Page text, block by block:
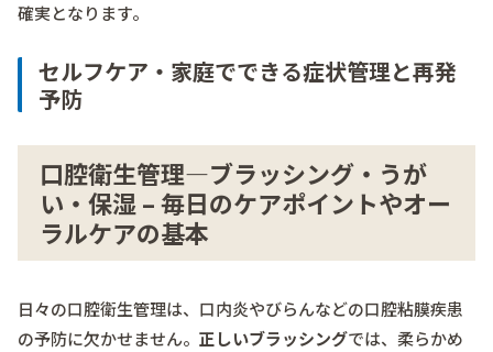
確実となります。
セルフケア・家庭でできる症状管理と再発
予防
口腔衛生管理―ブラッシング・うが
い・保湿 – 毎日のケアポイントやオー
ラルケアの基本
日々の口腔衛生管理は、口内炎やびらんなどの口腔粘膜疾患
の予防に欠かせません。 正しいブラッシングでは、柔らかめ